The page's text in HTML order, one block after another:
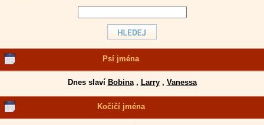
Psí jména
Dnes slaví Bobina, Larry, Vanessa
Kočičí jména